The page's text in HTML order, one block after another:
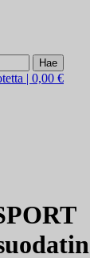
| 0,00 €